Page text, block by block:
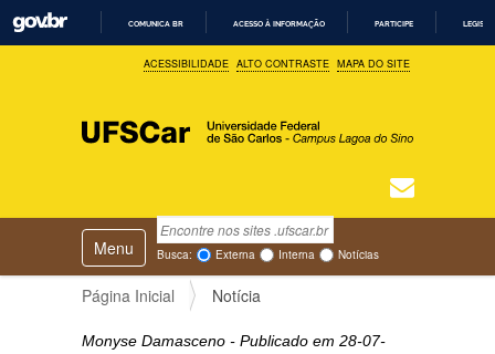
R
A
E
D
COMUNICA BR ACESSO À INFORMAÇÃO PARTICIPE
ACESSIBILIDADE ALTO CONTRASTE MAPA DO SITE
Busca
Busca Avançada…
Busca: Externa Interna Notícias
v
Toggle navigation
Página Inicial Notícia
Monyse Damasceno - Publicado em 28-07-